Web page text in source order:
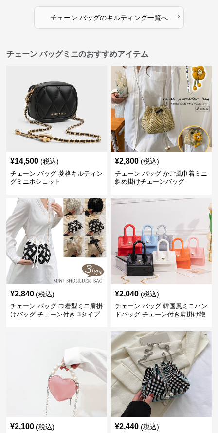
チェーン バッグのキルティング一覧へ ›
チェーン バッグミニのおすすめアイテム
¥14,500 (税込)
チェーン バッグ 菱格キルティン
グミニポシェット
¥2,800 (税込)
チェーン バッグ かご風巾着ミニ
斜め掛けチェーンバッグ
¥2,840 (税込)
チェーン バッグ 巾着型ミニ肩掛
けバッグ チェーン付き 3タイプ
¥2,040 (税込)
チェーン バッグ 韓国風ミニハン
ドバッグ チェーン付き肩掛け鞄
¥2,100 (税込) ¥2,440 (税込)